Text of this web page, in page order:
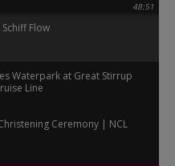
48:51
Flow
Waterpark at Great Stirrup
Line
Ceremony | NCL